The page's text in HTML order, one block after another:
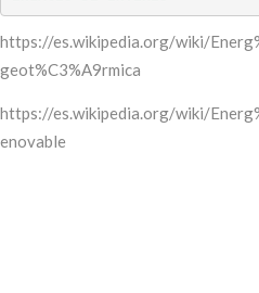
https://es.wikipedia.org/wiki/
geot%C3%A9rmica
https://es.wikipedia.org/wiki/
enovable